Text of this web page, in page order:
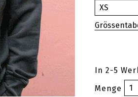
In 2-5
Menge